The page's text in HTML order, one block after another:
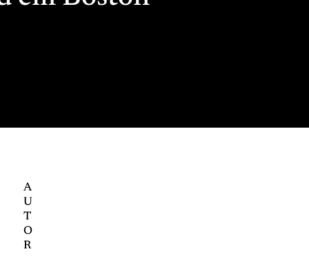
A
U
T
O
R